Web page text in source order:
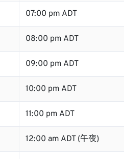
07:00 pm ADT
08:00 pm ADT
09:00 pm ADT
10:00 pm ADT
11:00 pm ADT
12:00 am ADT (午夜)